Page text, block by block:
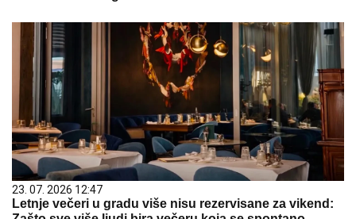
23. 07. 2026 12:47
Letnje večeri u gradu više nisu rezervisane za vikend: